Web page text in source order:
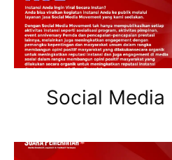
Social Media